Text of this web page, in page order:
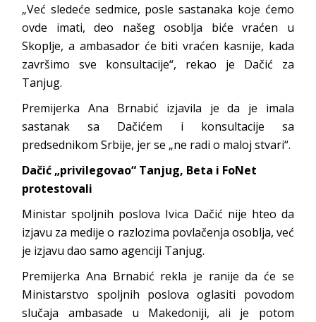
„Već sledeće sedmice, posle sastanaka koje ćemo
ovde imati, deo našeg osoblja biće vraćen u
Skoplje, a ambasador će biti vraćen kasnije, kada
završimo sve konsultacije“, rekao je Dačić za
Tanjug.
Premijerka Ana Brnabić izjavila je da je imala
sastanak sa Dačićem i konsultacije sa
predsednikom Srbije, jer se „ne radi o maloj stvari“.
Dačić „privilegovao“ Tanjug, Beta i FoNet
protestovali
Ministar spoljnih poslova Ivica Dačić nije hteo da
izjavu za medije o razlozima povlačenja osoblja, već
je izjavu dao samo agenciji Tanjug.
Premijerka Ana Brnabić rekla je ranije da će se
Ministarstvo spoljnih poslova oglasiti povodom
slučaja ambasade u Makedoniji, ali je potom